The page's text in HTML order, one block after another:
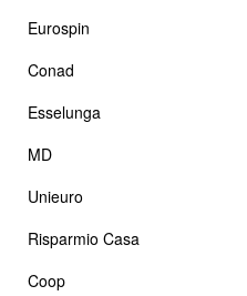
Eurospin
Conad
Esselunga
MD
Unieuro
Risparmio Casa
Coop